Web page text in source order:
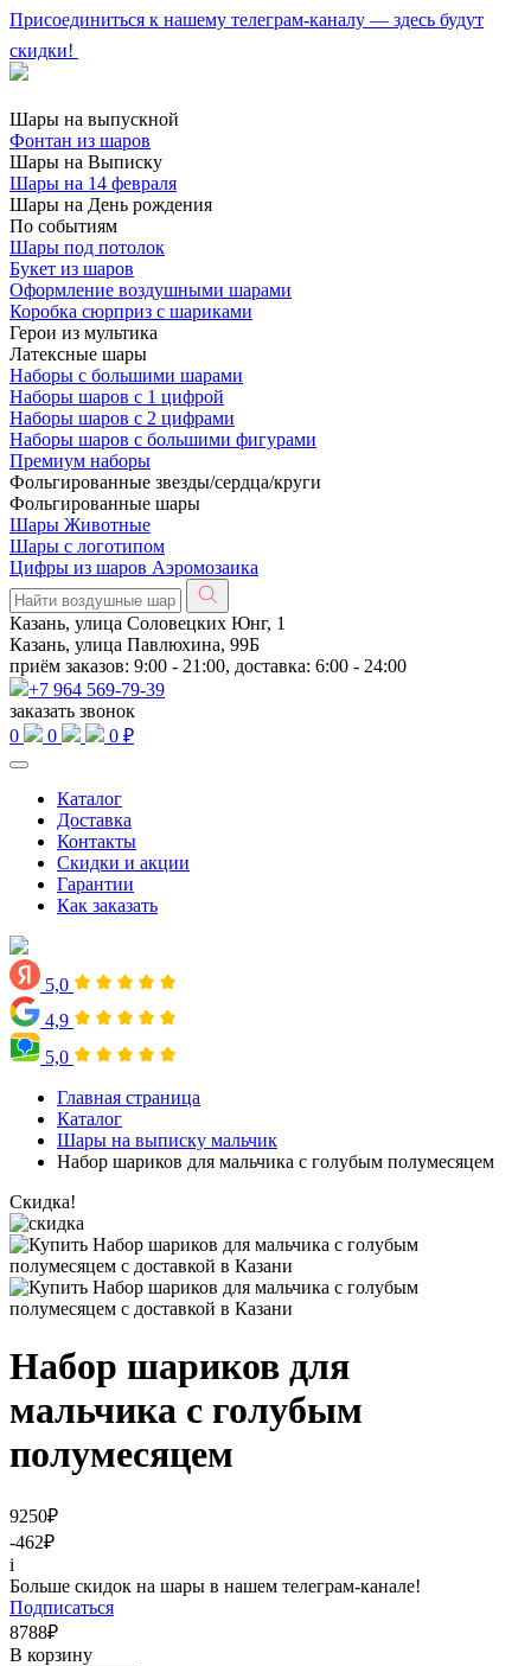
Присоединиться к нашему телеграм-каналу — здесь будут
скидки!
Шары на выпускной
Фонтан из шаров
Шары на Выписку
Шары на 14 февраля
Шары на День рождения
По событиям
Шары под потолок
Букет из шаров
Оформление воздушными шарами
Коробка сюрприз с шариками
Герои из мультика
Латексные шары
Наборы с большими шарами
Наборы шаров с 1 цифрой
Наборы шаров с 2 цифрами
Наборы шаров с большими фигурами
Премиум наборы
Фольгированные звезды/сердца/круги
Фольгированные шары
Шары Животные
Шары с логотипом
Цифры из шаров Аэромозаика
Казань, улица Соловецких Юнг, 1
Казань, улица Павлюхина, 99Б
приём заказов: 9:00 - 21:00, доставка: 6:00 - 24:00
+7 964 569-79-39
заказать звонок
0
0 0 ₽
Каталог
Доставка
Контакты
Скидки и акции
Гарантии
Как заказать
5,0
4,9
5,0
Главная страница
Каталог
Шары на выписку мальчик
Набор шариков для мальчика с голубым полумесяцем
Скидка!
Набор шариков для
мальчика с голубым
полумесяцем
9250₽
-462₽
i
Больше скидок на шары в нашем телеграм-канале!
Подписаться
8788₽
В корзину